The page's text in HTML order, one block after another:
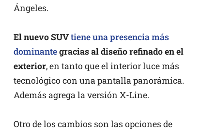
Ángeles.
El nuevo SUVtiene una presencia más
dominantegracias al diseño refinado en el
exterior, en tanto que el interior luce más
tecnológico con una pantalla panorámica.
Además agrega la versión X-Line.
Otro de los cambios son las opciones de